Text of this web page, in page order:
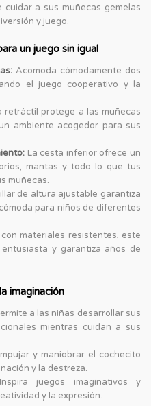
a sus muñecas gemelas
y juego.
un juego sin igual
Acomoda cómodamente dos
el juego cooperativo y la
retráctil protege a las muñecas
ambiente acogedor para sus
La cesta inferior ofrece un
mantas y todo lo que tus
muñecas.
de altura ajustable garantiza
para niños de diferentes
materiales resistentes, este
y garantiza años de
imaginación
a las niñas desarrollar sus
mientras cuidan a sus
y maniobrar el cochecito
y la destreza.
juegos imaginativos y
y la expresión.